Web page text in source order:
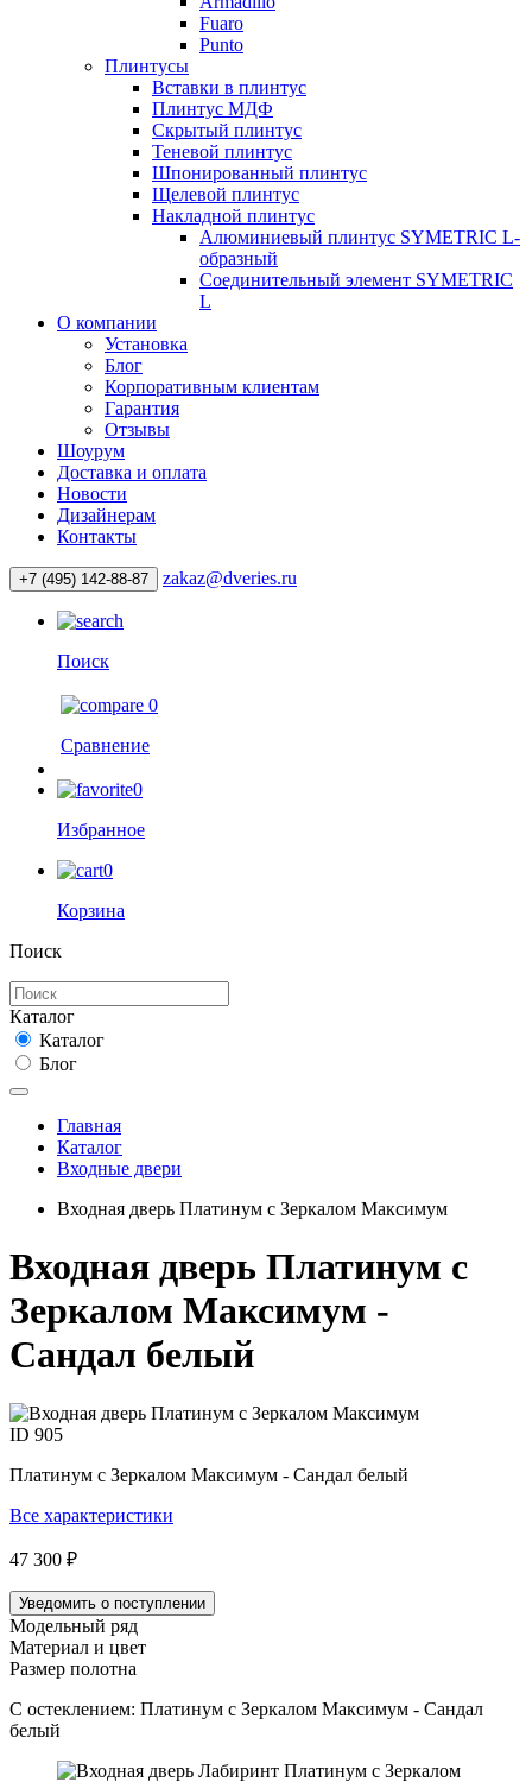
Fuaro
Punto
Плинтусы
Вставки в плинтус
Плинтус МДФ
Скрытый плинтус
Теневой плинтус
Шпонированный плинтус
Щелевой плинтус
Накладной плинтус
Алюминиевый плинтус SYMETRIC L-
образный
Соединительный элемент SYMETRIC
L
О компании
Установка
Блог
Корпоративным клиентам
Гарантия
Отзывы
Шоурум
Доставка и оплата
Новости
Дизайнерам
Контакты
+7 (495) 142-88-87 zakaz@dveries.ru
Поиск
0
Сравнение
0
Избранное
0
Корзина
Поиск
Каталог
Каталог
Блог
Главная
Каталог
Входные двери
Входная дверь Платинум с Зеркалом Максимум
Входная дверь Платинум с
Зеркалом Максимум -
Сандал белый
ID 905
Платинум с Зеркалом Максимум - Сандал белый
Все характеристики
47 300 ₽
Уведомить о поступлении
Модельный ряд
Материал и цвет
Размер полотна
С остеклением: Платинум с Зеркалом Максимум - Сандал
белый